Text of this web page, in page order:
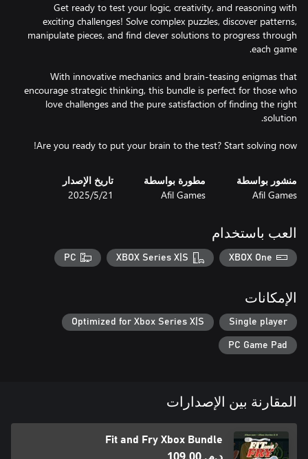
Get ready to test your logic, creativity, and reasoning with
exciting challenges! Solve complex puzzles, discover patterns,
manipulate pieces, and find clever solutions to progress through
With innovative mechanics and brain-teasing enigmas that
encourage strategic thinking, this bundle is perfect for those who
love challenges and the pure satisfaction of finding the right
Are you ready to put your brain to the test? Start solving now!
منشور بواسطة
Afil Games
مطورة بواسطة
Afil Games
تاريخ الإصدار
21‏/5‏/2025
العب باستخدام
XBOX One
XBOX Series X|S
PC
الإمكانات
Single player
Optimized for Xbox Series X|S
PC Game Pad
المقارنة بين الإصدارات
Fit and Fry Xbox Bundle